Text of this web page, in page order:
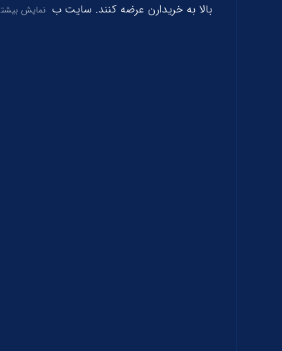
بالا به خریدارن عرضه کنند. سایت ب نمایش